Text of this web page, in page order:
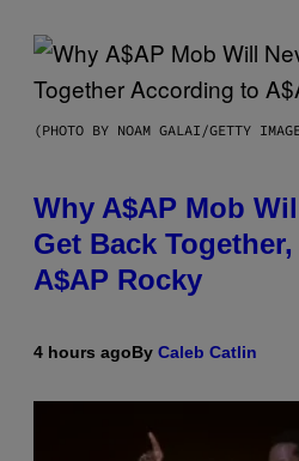
(PHOTO BY NOAM GALAI/GETTY
Why A$AP Mob
Get Back
A$AP Rocky
4 hours agoBy Caleb Catlin